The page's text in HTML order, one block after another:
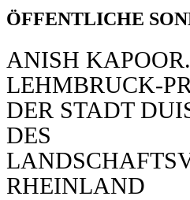
ÖFFENTLICHE
ANISH
LEHMBRUCK-
DER STADT
DES
RHEINLAND